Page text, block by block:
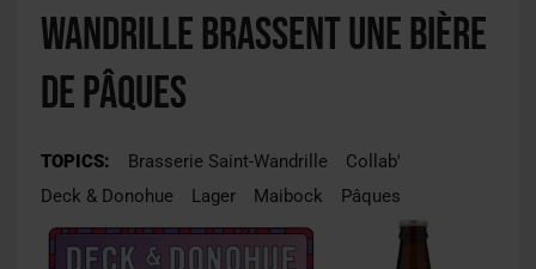
Wandrille brassent une bière
de Pâques
TOPICS: Brasserie Saint-Wandrille
Collab'
Deck & Donohue
Lager Maibock Pâques